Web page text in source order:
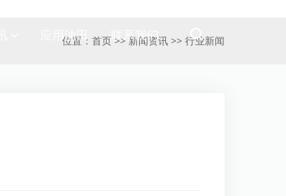
应用油田 联系我们
位置： 首页 >> 新闻资讯 >> 行业新闻